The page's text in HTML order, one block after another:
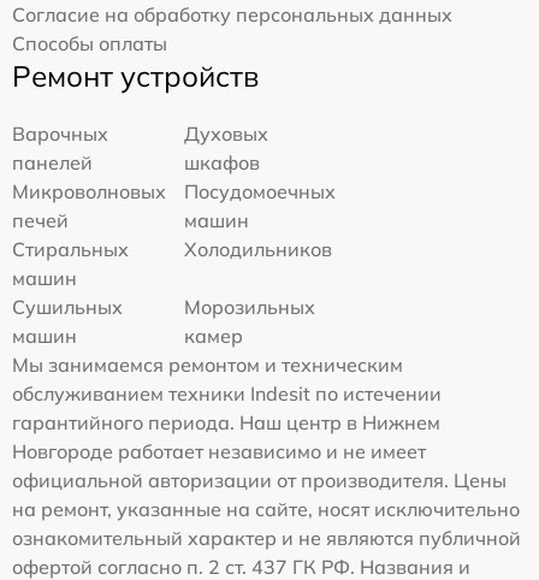
Согласие на обработку персональных данных
Способы оплаты
Ремонт устройств
Варочных
панелей
Духовых
шкафов
Микроволновых
печей
Посудомоечных
машин
Стиральных
машин
Холодильников
Сушильных
машин
Морозильных
камер
Мы занимаемся ремонтом и техническим
обслуживанием техники Indesit по истечении
гарантийного периода. Наш центр в Нижнем
Новгороде работает независимо и не имеет
официальной авторизации от производителя. Цены
на ремонт, указанные на сайте, носят исключительно
ознакомительный характер и не являются публичной
офертой согласно п. 2 ст. 437 ГК РФ. Названия и